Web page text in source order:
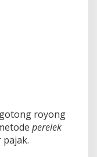
royong
perelek